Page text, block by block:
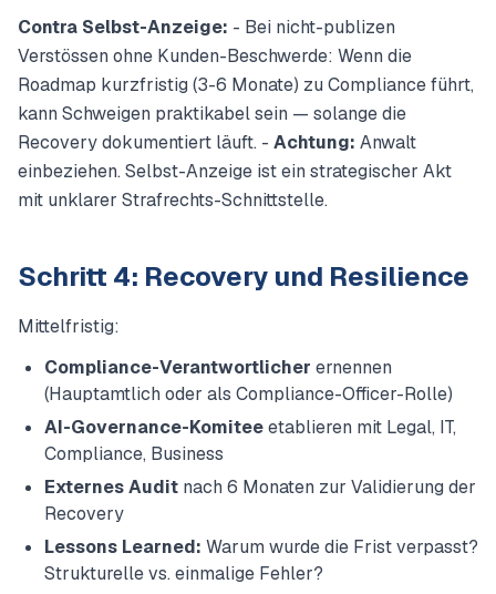
Contra Selbst-Anzeige: - Bei nicht-publizen
Verstössen ohne Kunden-Beschwerde: Wenn die
Roadmap kurzfristig (3-6 Monate) zu Compliance führt,
kann Schweigen praktikabel sein — solange die
Recovery dokumentiert läuft. - Achtung: Anwalt
einbeziehen. Selbst-Anzeige ist ein strategischer Akt
mit unklarer Strafrechts-Schnittstelle.
Schritt 4: Recovery und Resilience
Mittelfristig:
Compliance-Verantwortlicher ernennen
(Hauptamtlich oder als Compliance-Officer-Rolle)
AI-Governance-Komiteeetablieren mit Legal, IT,
Compliance, Business
Externes Audit nach 6 Monaten zur Validierung der
Recovery
Lessons Learned: Warum wurde die Frist verpasst?
Strukturelle vs. einmalige Fehler?